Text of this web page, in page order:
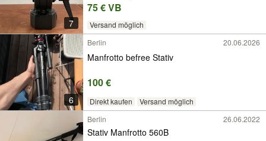
7
75 € VB
Versand möglich
6
Berlin 20.06.2026
Manfrotto befree Stativ
100 €
Direkt kaufen Versand möglich
Berlin 26.06.2022
Stativ Manfrotto 560B